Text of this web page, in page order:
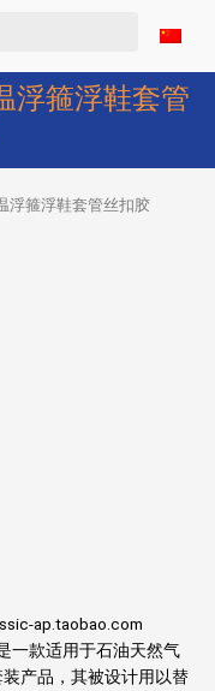
浮箍浮鞋套管
浮箍浮鞋套管丝扣胶
ap.taobao.com
一款适用于石油天然气
产品，其被设计用以替